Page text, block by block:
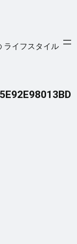
ライフスタイル